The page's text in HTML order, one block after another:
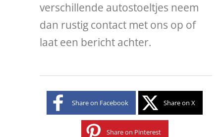
verschillende autostoeltjes neem
dan rustig contact met ons op of
laat een bericht achter.
Share on Facebook Share on X
Share on Pinterest